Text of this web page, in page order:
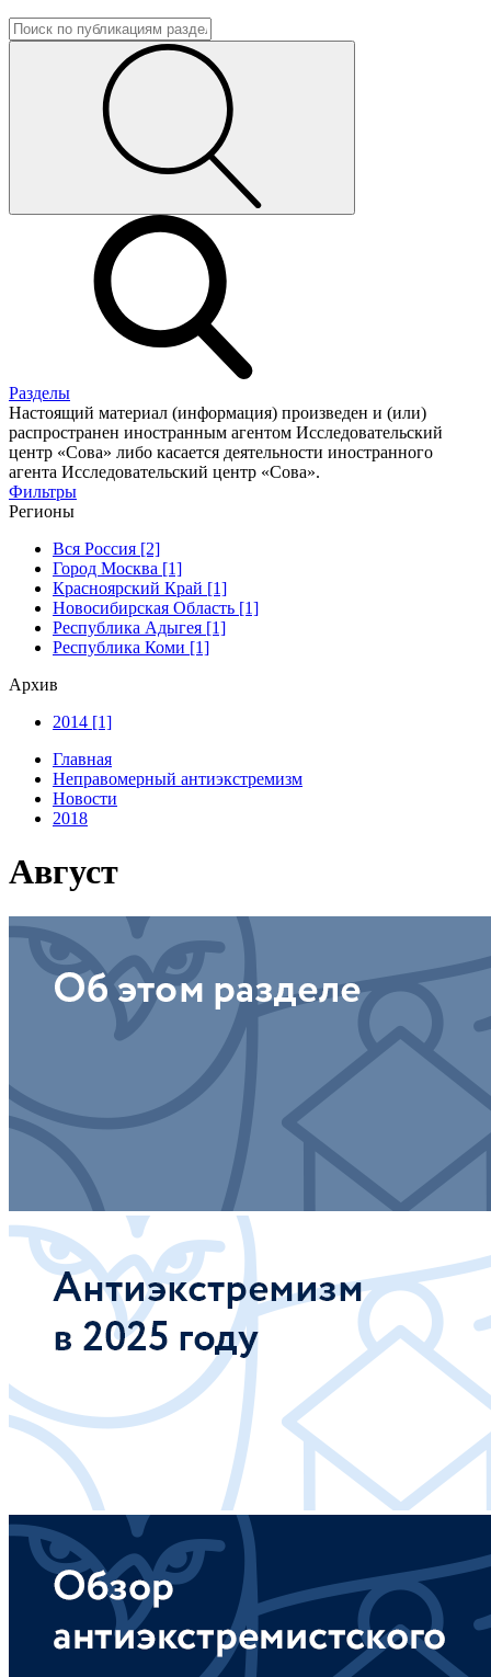
Разделы
Настоящий материал (информация) произведен и (или)
распространен иностранным агентом Исследовательский
центр «Сова» либо касается деятельности иностранного
агента Исследовательский центр «Сова».
Фильтры
Регионы
Вся Россия [2]
Город Москва [1]
Красноярский Край [1]
Новосибирская Область [1]
Республика Адыгея [1]
Республика Коми [1]
Архив
2014 [1]
Главная
Неправомерный антиэкстремизм
Новости
2018
Август